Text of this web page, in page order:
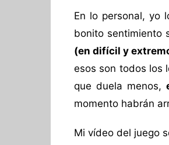
En lo personal, yo
bonito sentimiento
(en difícil y
esos son todos los
que duela menos,
momento habrán
Mi vídeo del juego